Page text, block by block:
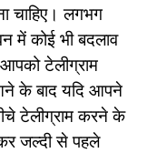
चाहिए। लगभग
में कोई भी बदलाव
टेलीग्राम
के बाद यदि आपने
टेलीग्राम करने के
जल्दी से पहले